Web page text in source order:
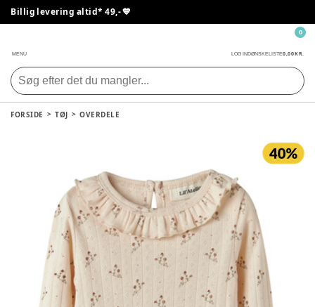
Billig levering altid* 49,- 💙
MENU LOG INDØNSKELISTE0,00 KR.
0
FORSIDE TØJ OVERDELE